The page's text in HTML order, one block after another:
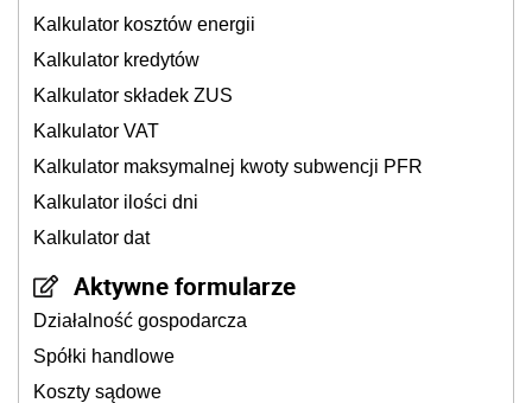
Kalkulator kosztów energii
Kalkulator kredytów
Kalkulator składek ZUS
Kalkulator VAT
Kalkulator maksymalnej kwoty subwencji PFR
Kalkulator ilości dni
Kalkulator dat
Aktywne formularze
Działalność gospodarcza
Spółki handlowe
Koszty sądowe